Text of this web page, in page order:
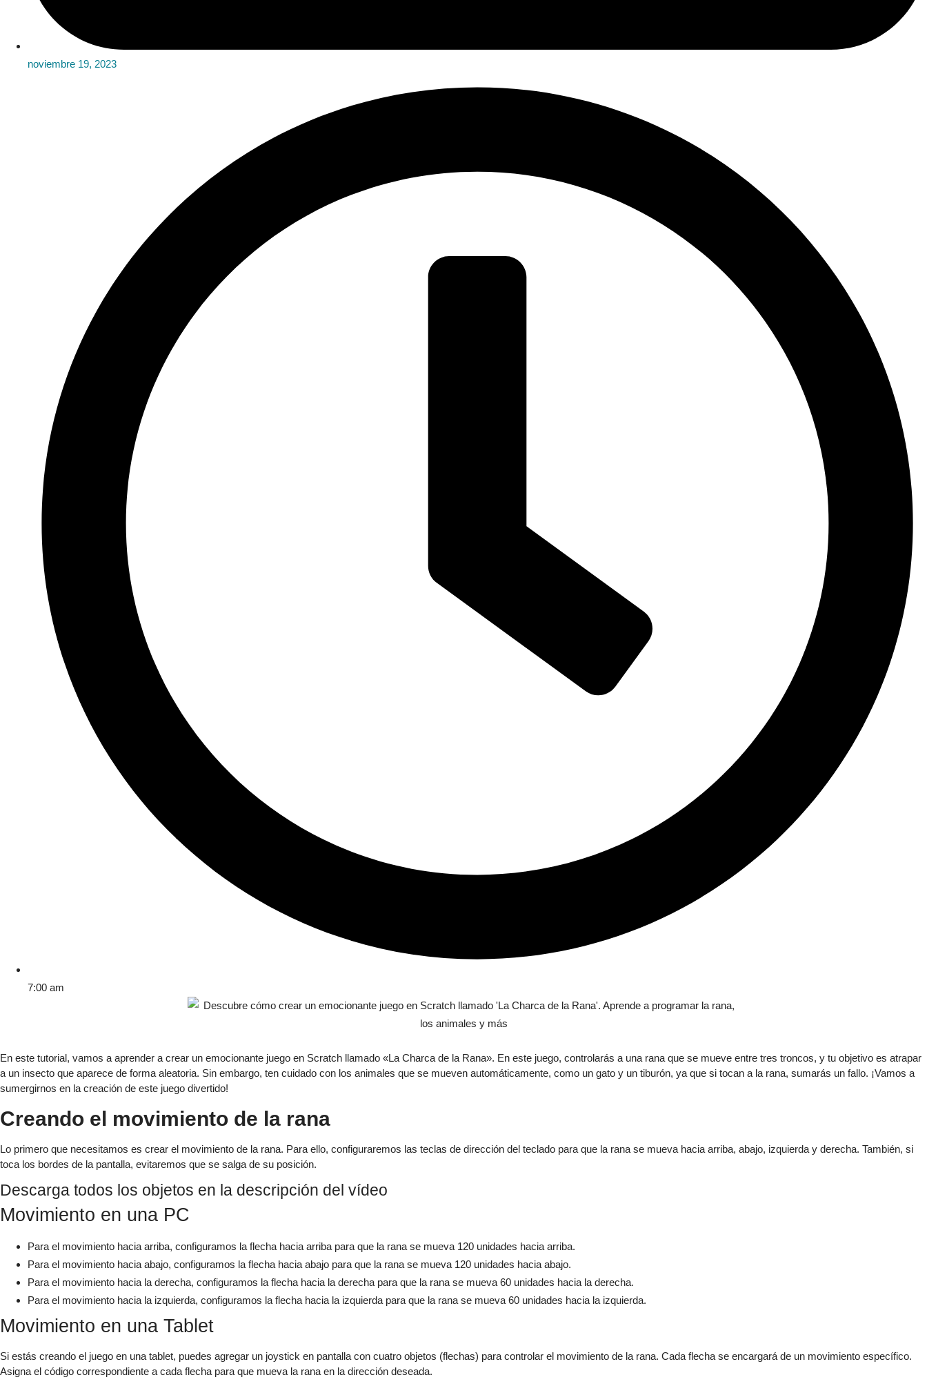
noviembre 19, 2023
7:00 am
En este tutorial, vamos a aprender a crear un emocionante juego en Scratch llamado «La Charca de la Rana». En este juego, controlarás a una rana que se mueve entre tres troncos, y tu objetivo es atrapar
a un insecto que aparece de forma aleatoria. Sin embargo, ten cuidado con los animales que se mueven automáticamente, como un gato y un tiburón, ya que si tocan a la rana, sumarás un fallo. ¡Vamos a
sumergirnos en la creación de este juego divertido!
Creando el movimiento de la rana
Lo primero que necesitamos es crear el movimiento de la rana. Para ello, configuraremos las teclas de dirección del teclado para que la rana se mueva hacia arriba, abajo, izquierda y derecha. También, si
toca los bordes de la pantalla, evitaremos que se salga de su posición.
Descarga todos los objetos en la descripción del vídeo
Movimiento en una PC
Para el movimiento hacia arriba, configuramos la flecha hacia arriba para que la rana se mueva 120 unidades hacia arriba.
Para el movimiento hacia abajo, configuramos la flecha hacia abajo para que la rana se mueva 120 unidades hacia abajo.
Para el movimiento hacia la derecha, configuramos la flecha hacia la derecha para que la rana se mueva 60 unidades hacia la derecha.
Para el movimiento hacia la izquierda, configuramos la flecha hacia la izquierda para que la rana se mueva 60 unidades hacia la izquierda.
Movimiento en una Tablet
Si estás creando el juego en una tablet, puedes agregar un joystick en pantalla con cuatro objetos (flechas) para controlar el movimiento de la rana. Cada flecha se encargará de un movimiento específico.
Asigna el código correspondiente a cada flecha para que mueva la rana en la dirección deseada.